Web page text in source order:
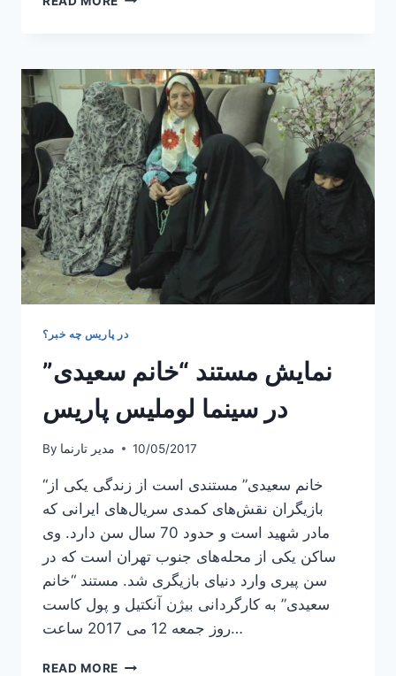
از
ایران”
به
کارگردانی
فرید
حائری‌نژاد
در پاریس چه خبر؟
نمایش مستند “خانم سعیدی”
در سینما لوملیس پاریس
By مدیر تارنما 10/05/2017
“خانم سعیدی” مستندی است از زندگی یکی از
بازیگران نقش‌های کمدی سریال‌های ایرانی که
مادر شهید است و حدود 70 سال سن دارد. وی
ساکن یکی از محله‌های جنوب تهران است که در
سن پیری وارد دنیای بازیگری شد. مستند “خانم
سعیدی” به کارگردانی بیژن آنکتیل و پول کاست
روز جمعه 12 می 2017 ساعت…
READ MORE نمایش